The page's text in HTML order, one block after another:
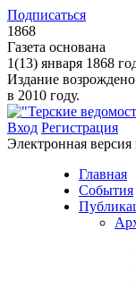
Подписаться
1868
Газета основана
1(13) января 1868
Издание возрождено
в 2010 году.
Вход Регистрация
Электронная версия
Главная
События